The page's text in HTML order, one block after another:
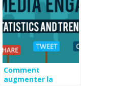
Comment
augmenter la